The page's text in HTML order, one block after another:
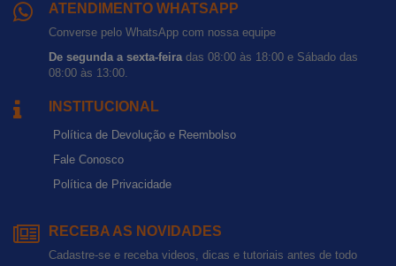
ATENDIMENTO WHATSAPP
Converse pelo WhatsApp com nossa equipe
De segunda a sexta-feiradas 08:00 às 18:00 e Sábado das
08:00 às 13:00.
INSTITUCIONAL
Política de Devolução e Reembolso
Fale Conosco
Política de Privacidade
RECEBA AS NOVIDADES
Cadastre-se e receba videos, dicas e tutoriais antes de todo